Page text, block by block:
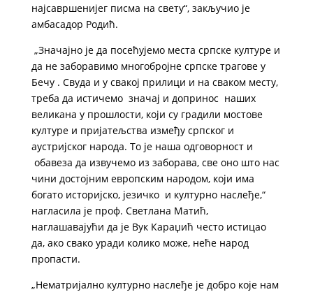
најсавршенијег писма на свету“, закључио је
амбасадор Родић.
„Значајно је да посећујемо места српске културе и
да не заборавимо многобројне српске трагове у
Бечу . Свуда и у свакој прилици и на сваком месту,
треба да истичемо значај и допринос наших
великана у прошлости, који су градили мостове
културе и пријатељства између српског и
аустријског народа. То је наша одговорност и
обавеза да извучемо из заборава, све оно што нас
чини достојним европским народом, који има
богато историјско, језичко и културно наслеђе,“
нагласила је проф. Светлана Матић,
наглашавајући да је Вук Караџић често истицао
да, ако свако уради колико може, неће народ
пропасти.
„Нематријално културно наслеђе је добро које нам